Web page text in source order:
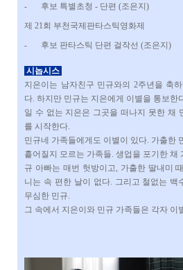
-
후보 특별초청 - 단편 (조은지)
제 21회 부천국제판타스틱영화제
-
후보 판타스틱 단편 걸작선 (조은지)
시놉시스
지은이는 남자친구 민규와의 2주년을 축
다. 하지만 민규는 지은에게 이별을 통보한
일 수 없는 지은은 그곳을 떠나지 못한 채
를 시작한다.
민규네 가족들에게도 이별이 있다. 가출한
흩어질지 모르는 가족들. 생업을 포기한 채
규 아빠는 매번 헛방이고, 가출한 딸내미
니는 속 편한 날이 없다. 그리고 철없는 백
무심한 민규.
그 속에서 지은이와 민규 가족들은 각자 이